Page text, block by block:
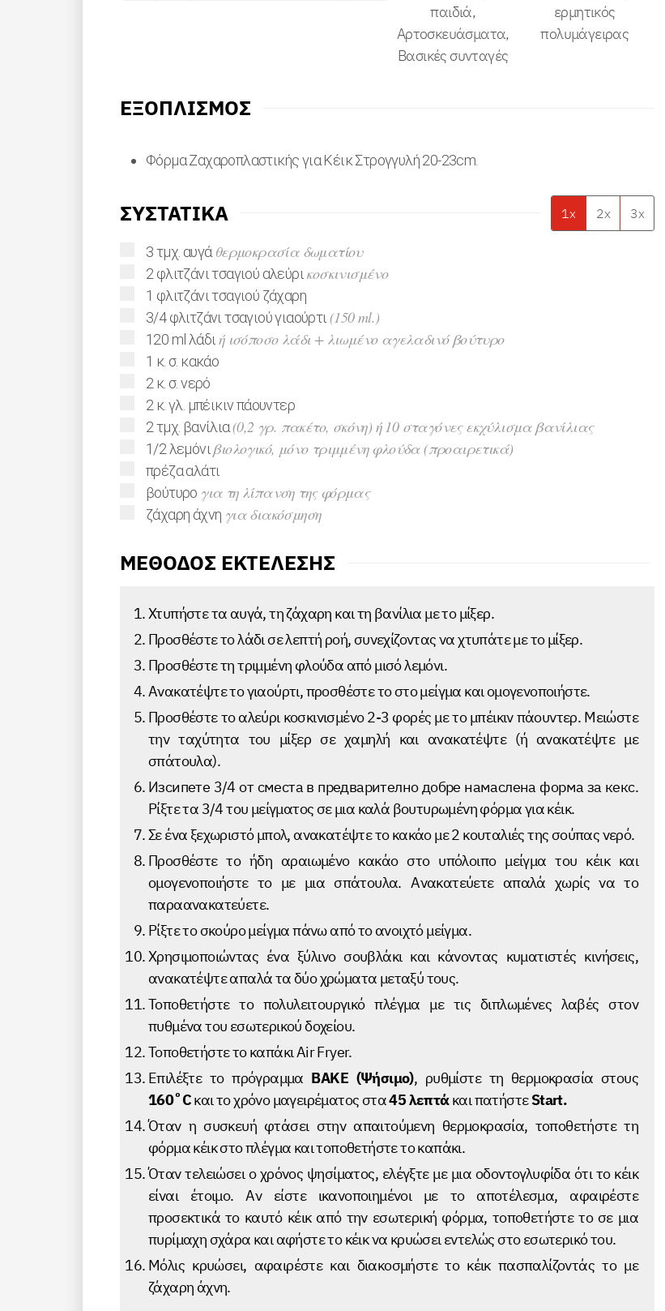
παιδιά,
Αρτοσκευάσματα,
Βασικές συνταγές
ερμητικός
πολυμάγειρας
ΕΞΟΠΛΙΣΜΟΣ
Φόρμα Ζαχαροπλαστικής για Κέικ Στρογγυλή 20-23cm.
ΣΥΣΤΑΤΙΚΑ 1x 2x 3x
▢
3τμχ. αυγά θερμοκρασία δωματίου
▢
2 φλιτζάνι τσαγιού αλεύρι κοσκινισμένο
▢
1 φλιτζάνι τσαγιού ζάχαρη
▢
3/4 φλιτζάνι τσαγιούγιαούρτι (150 ml.)
▢
120 ml λάδι ή ισόποσο λάδι + λιωμένο αγελαδινό βούτυρο
▢
1 κ. σ. κακάο
▢
2 κ. σ.νερό
▢
2 κ. γλ. μπέικιν πάουντερ
▢
2τμχ. βανίλια(0,2 γρ. πακέτο, σκόνη) ή 10 σταγόνες εκχύλισμα βανίλιας
▢
1/2 λεμόνι βιολογικό, μόνο τριμμένη φλούδα (προαιρετικά)
▢
πρέζα αλάτι
▢
βούτυρο για τη λίπανση της φόρμας
▢
ζάχαρη άχνη για διακόσμηση
ΜΕΘΟΔΟΣ ΕΚΤΕΛΕΣΗΣ
Χτυπήστε τα αυγά, τη ζάχαρη και τη βανίλια με το μίξερ.
Προσθέστε το λάδι σε λεπτή ροή, συνεχίζοντας να χτυπάτε με το μίξερ.
Προσθέστε τη τριμμένη φλούδα από μισό λεμόνι.
Ανακατέψτε το γιαούρτι, προσθέστε το στο μείγμα και ομογενοποιήστε.
Προσθέστε το αλεύρι κοσκινισμένο 2-3 φορές με το μπέικιν πάουντερ. Μειώστε
την ταχύτητα του μίξερ σε χαμηλή και ανακατέψτε (ή ανακατέψτε με
σπάτουλα).
Изсипете 3/4 от сместа в предварително добре намаслена форма за кекс.
Ρίξτε τα 3/4 του μείγματος σε μια καλά βουτυρωμένη φόρμα για κέικ.
Σε ένα ξεχωριστό μπολ, ανακατέψτε το κακάο με 2 κουταλιές της σούπας νερό.
Προσθέστε το ήδη αραιωμένο κακάο στο υπόλοιπο μείγμα του κέικ και
ομογενοποιήστε το με μια σπάτουλα. Ανακατεύετε απαλά χωρίς να το
παραανακατεύετε.
Ρίξτε το σκούρο μείγμα πάνω από το ανοιχτό μείγμα.
Χρησιμοποιώντας ένα ξύλινο σουβλάκι και κάνοντας κυματιστές κινήσεις,
ανακατέψτε απαλά τα δύο χρώματα μεταξύ τους.
Τοποθετήστε το πολυλειτουργικό πλέγμα με τις διπλωμένες λαβές στον
πυθμένα του εσωτερικού δοχείου.
Τοποθετήστε το καπάκι Air Fryer.
Eπιλέξτε το πρόγραμμα BAKE (Ψήσιμο), ρυθμίστε τη θερμοκρασία στους
160˚Cκαι το χρόνο μαγειρέματος στα45 λεπτάκαι πατήστεStart.
Όταν η συσκευή φτάσει στην απαιτούμενη θερμοκρασία, τοποθετήστε τη
φόρμα κέικ στο πλέγμα και τοποθετήστε το καπάκι.
Όταν τελειώσει ο χρόνος ψησίματος, ελέγξτε με μια οδοντογλυφίδα ότι το κέικ
είναι έτοιμο. Αν είστε ικανοποιημένοι με το αποτέλεσμα, αφαιρέστε
προσεκτικά το καυτό κέικ από την εσωτερική φόρμα, τοποθετήστε το σε μια
πυρίμαχη σχάρα και αφήστε το κέικ να κρυώσει εντελώς στο εσωτερικό του.
Μόλις κρυώσει, αφαιρέστε και διακοσμήστε το κέικ πασπαλίζοντάς το με
ζάχαρη άχνη.